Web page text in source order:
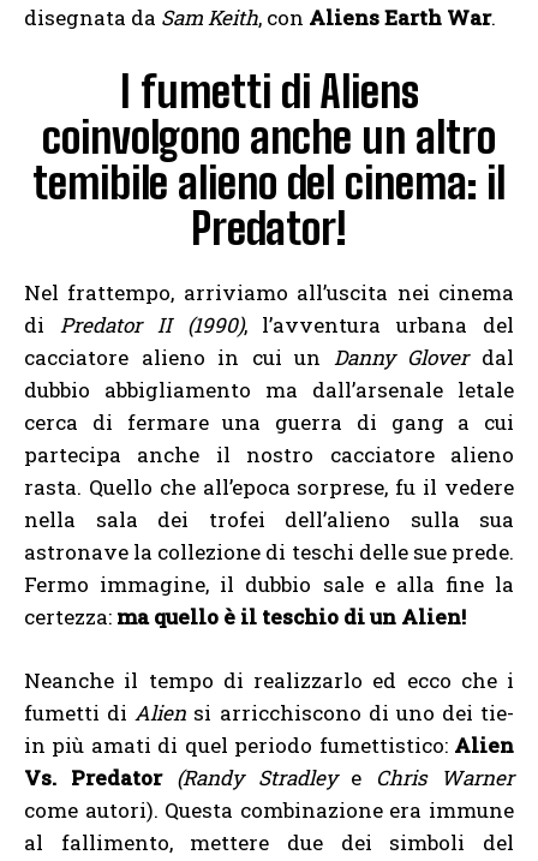
disegnata da Sam Keith, con Aliens Earth War.
I fumetti di Aliens
coinvolgono anche un altro
temibile alieno del cinema: il
Predator!
Nel frattempo, arriviamo all’uscita nei cinema
di Predator II (1990), l’avventura urbana del
cacciatore alieno in cui un Danny Gloverdal
dubbio abbigliamento ma dall’arsenale letale
cerca di fermare una guerra di gang a cui
partecipa anche il nostro cacciatore alieno
rasta. Quello che all’epoca sorprese, fu il vedere
nella sala dei trofei dell’alieno sulla sua
astronave la collezione di teschi delle sue prede.
Fermo immagine, il dubbio sale e alla fine la
certezza: ma quello è il teschio di un Alien!
Neanche il tempo di realizzarlo ed ecco che i
fumetti di Alien si arricchiscono di uno dei tie-
in più amati di quel periodo fumettistico:Alien
Vs. Predator(Randy Stradleye Chris Warner
come autori). Questa combinazione era immune
al fallimento, mettere due dei simboli del